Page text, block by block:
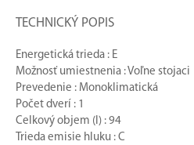
TECHNICKÝ POPIS
Energetická trieda : E
Možnosť umiestnenia : Voľne stojaci
Prevedenie : Monoklimatická
Počet dverí : 1
Celkový objem (l) : 94
Trieda emisie hluku : C